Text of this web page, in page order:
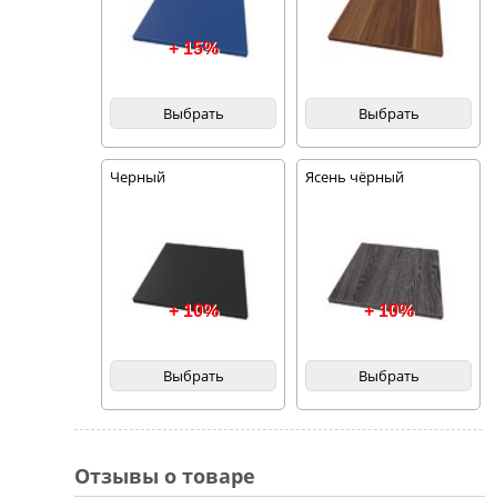
+ 15%
Выбрать Выбрать
Черный
+ 10%
Выбрать
Ясень чёрный
+ 10%
Выбрать
Отзывы о товаре